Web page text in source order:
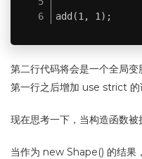
add(1, 1);
第二行代码将会是一个全局
第一行之后增加 use strict
现在思考一下，当构造函数
当作为 new Shape() 的结果